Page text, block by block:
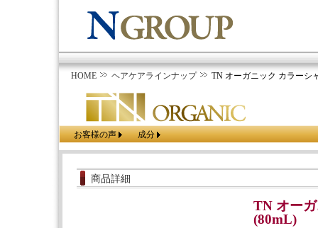
HOME ヘアケアラインナップ TN オーガニック カラーシ
お客様の声 成分
商品詳細
TN オー
(80mL)